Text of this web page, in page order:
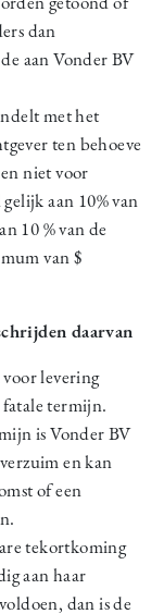
dan
aan Vonder BV
met het
ten behoeve
niet voor
aan 10% van
10 % van de
van $
daarvan
levering
termijn.
is Vonder BV
en kan
of een
tekortkoming
aan haar
dan is de